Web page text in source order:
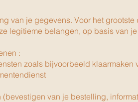
van je gegevens. Voor het
legitieme belangen, op basis van
:
zoals bijvoorbeeld klaarmaken
van je bestelling,